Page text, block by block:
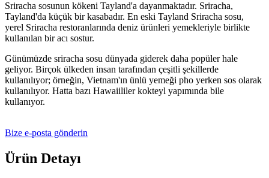
Sriracha sosunun kökeni Tayland'a dayanmaktadır. Sriracha,
Tayland'da küçük bir kasabadır. En eski Tayland Sriracha sosu,
yerel Sriracha restoranlarında deniz ürünleri yemekleriyle birlikte
kullanılan bir acı sostur.
Günümüzde sriracha sosu dünyada giderek daha popüler hale
geliyor. Birçok ülkeden insan tarafından çeşitli şekillerde
kullanılıyor; örneğin, Vietnam'ın ünlü yemeği pho yerken sos olarak
kullanılıyor. Hatta bazı Hawaiililer kokteyl yapımında bile
kullanıyor.
Bize e-posta gönderin
Ürün Detayı